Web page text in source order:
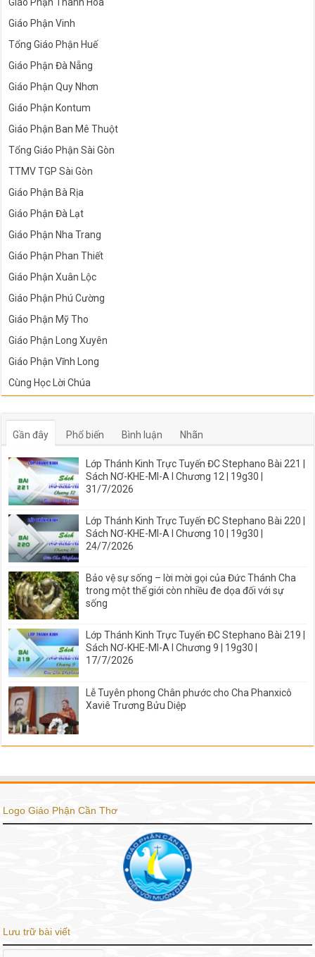
Giáo Phận Vinh
Tổng Giáo Phận Huế
Giáo Phận Đà Nẵng
Giáo Phận Quy Nhơn
Giáo Phận Kontum
Giáo Phận Ban Mê Thuột
Tổng Giáo Phận Sài Gòn
TTMV TGP Sài Gòn
Giáo Phận Bà Rịa
Giáo Phận Đà Lạt
Giáo Phận Nha Trang
Giáo Phận Phan Thiết
Giáo Phận Xuân Lộc
Giáo Phận Phú Cường
Giáo Phận Mỹ Tho
Giáo Phận Long Xuyên
Giáo Phận Vĩnh Long
Cùng Học Lời Chúa
Gần đây Phổ biến Bình luận Nhãn
Lớp Thánh Kinh Trực Tuyến ĐC Stephano Bài 221 |
Sách NƠ-KHE-MI-A I Chương 12 | 19g30 |
31/7/2026
Lớp Thánh Kinh Trực Tuyến ĐC Stephano Bài 220 |
Sách NƠ-KHE-MI-A I Chương 10 | 19g30 |
24/7/2026
Bảo vệ sự sống – lời mời gọi của Đức Thánh Cha
trong một thế giới còn nhiều đe dọa đối với sự
sống
Lớp Thánh Kinh Trực Tuyến ĐC Stephano Bài 219 |
Sách NƠ-KHE-MI-A I Chương 9 | 19g30 |
17/7/2026
Lễ Tuyên phong Chân phước cho Cha Phanxicô
Xaviê Trương Bửu Diệp
Logo Giáo Phận Cần Thơ
Lưu trữ bài viết
Lưu